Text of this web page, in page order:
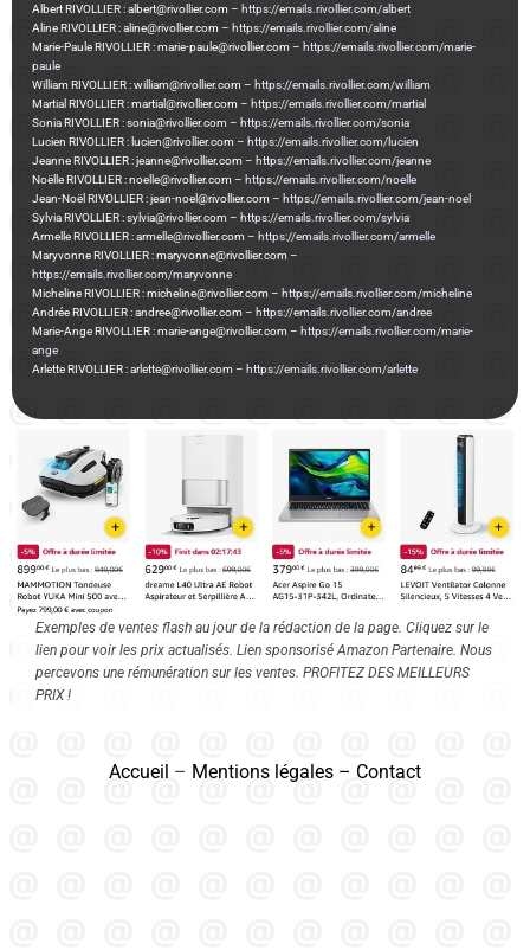
Albert RIVOLLIER : albert@rivollier.com – https://emails.rivollier.com/albert
Aline RIVOLLIER : aline@rivollier.com – https://emails.rivollier.com/aline
Marie-Paule RIVOLLIER : marie-paule@rivollier.com – https://emails.rivollier.com/marie-
paule
William RIVOLLIER : william@rivollier.com – https://emails.rivollier.com/william
Martial RIVOLLIER : martial@rivollier.com – https://emails.rivollier.com/martial
Sonia RIVOLLIER : sonia@rivollier.com – https://emails.rivollier.com/sonia
Lucien RIVOLLIER : lucien@rivollier.com – https://emails.rivollier.com/lucien
Jeanne RIVOLLIER : jeanne@rivollier.com – https://emails.rivollier.com/jeanne
Noëlle RIVOLLIER : noelle@rivollier.com – https://emails.rivollier.com/noelle
Jean-Noël RIVOLLIER : jean-noel@rivollier.com – https://emails.rivollier.com/jean-noel
Sylvia RIVOLLIER : sylvia@rivollier.com – https://emails.rivollier.com/sylvia
Armelle RIVOLLIER : armelle@rivollier.com – https://emails.rivollier.com/armelle
Maryvonne RIVOLLIER : maryvonne@rivollier.com –
https://emails.rivollier.com/maryvonne
Micheline RIVOLLIER : micheline@rivollier.com – https://emails.rivollier.com/micheline
Andrée RIVOLLIER : andree@rivollier.com – https://emails.rivollier.com/andree
Marie-Ange RIVOLLIER : marie-ange@rivollier.com – https://emails.rivollier.com/marie-
ange
Arlette RIVOLLIER : arlette@rivollier.com – https://emails.rivollier.com/arlette
Exemples de ventes flash au jour de la rédaction de la page. Cliquez sur le
lien pour voir les prix actualisés. Lien sponsorisé Amazon Partenaire. Nous
percevons une rémunération sur les ventes. PROFITEZ DES MEILLEURS
PRIX !
Accueil – Mentions légales – Contact